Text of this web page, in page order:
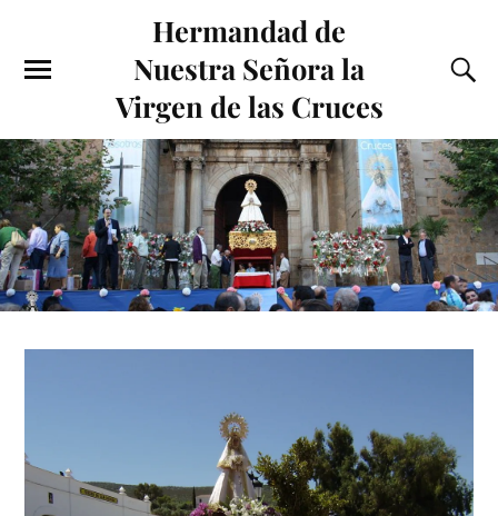
Hermandad de
Nuestra Señora la
Virgen de las Cruces